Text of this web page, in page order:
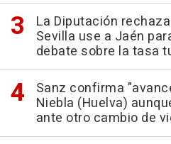
La Diputación
Sevilla use a Jaén
debate sobre la tasa
Sanz confirma
Niebla (Huelva)
ante otro cambio de